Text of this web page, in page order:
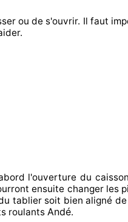
ou de s'ouvrir. Il faut
.
l'ouverture du
ensuite changerles
tablier soit bien aligné
roulants Andé.